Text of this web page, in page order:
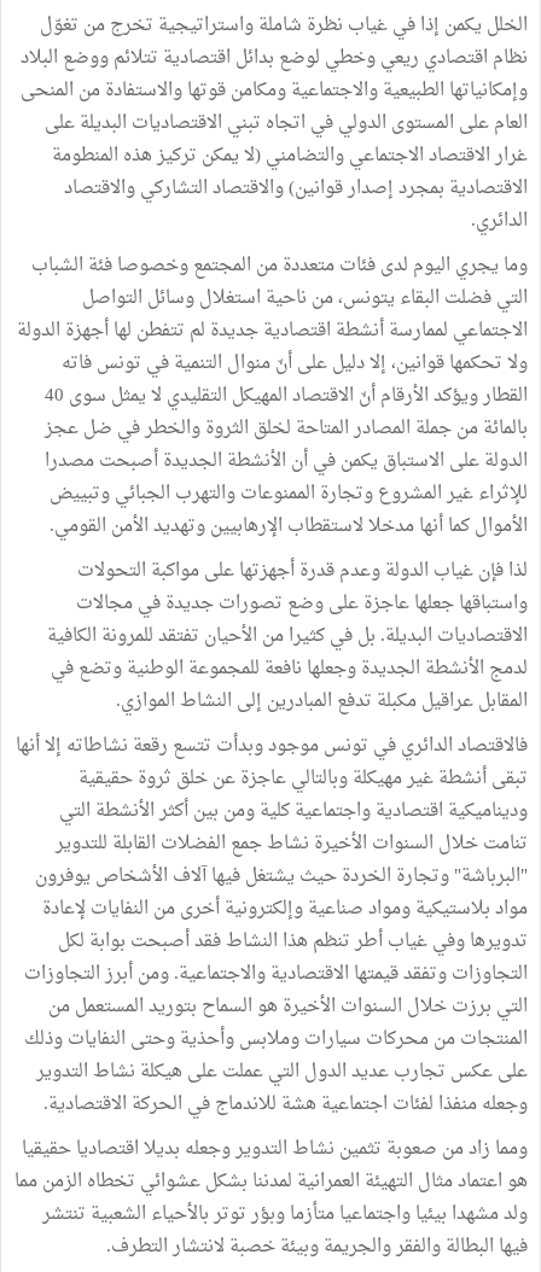
الخلل يكمن إذا في غياب نظرة شاملة واستراتيجية تخرج من تغوّل
نظام اقتصادي ريعي وخطي لوضع بدائل اقتصادية تتلائم ووضع البلاد
وإمكانياتها الطبيعية والاجتماعية ومكامن قوتها والاستفادة من المنحى
العام على المستوى الدولي في اتجاه تبني الاقتصاديات البديلة على
غرار الاقتصاد الاجتماعي والتضامني (لا يمكن تركيز هذه المنطومة
الاقتصادية بمجرد إصدار قوانين) والاقتصاد التشاركي والاقتصاد
الدائري.
وما يجري اليوم لدى فئات متعددة من المجتمع وخصوصا فئة الشباب
التي فضلت البقاء يتونس، من ناحية استغلال وسائل التواصل
الاجتماعي لممارسة أنشطة اقتصادية جديدة لم تتفطن لها أجهزة الدولة
ولا تحكمها قوانين، إلا دليل على أنّ منوال التنمية في تونس فاته
القطار ويؤكد الأرقام أنّ الاقتصاد المهيكل التقليدي لا يمثل سوى 40
بالمائة من جملة المصادر المتاحة لخلق الثروة والخطر في ضل عجز
الدولة على الاستباق يكمن في أن الأنشطة الجديدة أصبحت مصدرا
للإثراء غير المشروع وتجارة الممنوعات والتهرب الجبائي وتبييض
الأموال كما أنها مدخلا لاستقطاب الإرهابيين وتهديد الأمن القومي.
لذا فإن غياب الدولة وعدم قدرة أجهزتها على مواكبة التحولات
واستباقها جعلها عاجزة على وضع تصورات جديدة في مجالات
الاقتصاديات البديلة. بل في كثيرا من الأحيان تفتقد للمرونة الكافية
لدمج الأنشطة الجديدة وجعلها نافعة للمجموعة الوطنية وتضع في
المقابل عراقيل مكبلة تدفع المبادرين إلى النشاط الموازي.
فالاقتصاد الدائري في تونس موجود وبدأت تتسع رقعة نشاطاته إلا أنها
تبقى أنشطة غير مهيكلة وبالتالي عاجزة عن خلق ثروة حقيقية
وديناميكية اقتصادية واجتماعية كلية ومن بين أكثر الأنشطة التي
تنامت خلال السنوات الأخيرة نشاط جمع الفضلات القابلة للتدوير
"البرباشة" وتجارة الخردة حيث يشتغل فيها آلاف الأشخاص يوفرون
مواد بلاستيكية ومواد صناعية وإلكترونية أخرى من النفايات لإعادة
تدويرها وفي غياب أطر تنظم هذا النشاط فقد أصبحت بوابة لكل
التجاوزات وتفقد قيمتها الاقتصادية والاجتماعية. ومن أبرز التجاوزات
التي برزت خلال السنوات الأخيرة هو السماح بتوريد المستعمل من
المنتجات من محركات سيارات وملابس وأحذية وحتى النفايات وذلك
على عكس تجارب عديد الدول التي عملت على هيكلة نشاط التدوير
وجعله منفذا لفئات اجتماعية هشة للاندماج في الحركة الاقتصادية.
ومما زاد من صعوبة تثمين نشاط التدوير وجعله بديلا اقتصاديا حقيقيا
هو اعتماد مثال التهيئة العمرانية لمدننا بشكل عشوائي تخطاه الزمن مما
ولد مشهدا بيئيا واجتماعيا متأزما وبؤر توتر بالأحياء الشعبية تنتشر
فيها البطالة والفقر والجريمة وبيئة خصبة لانتشار التطرف.